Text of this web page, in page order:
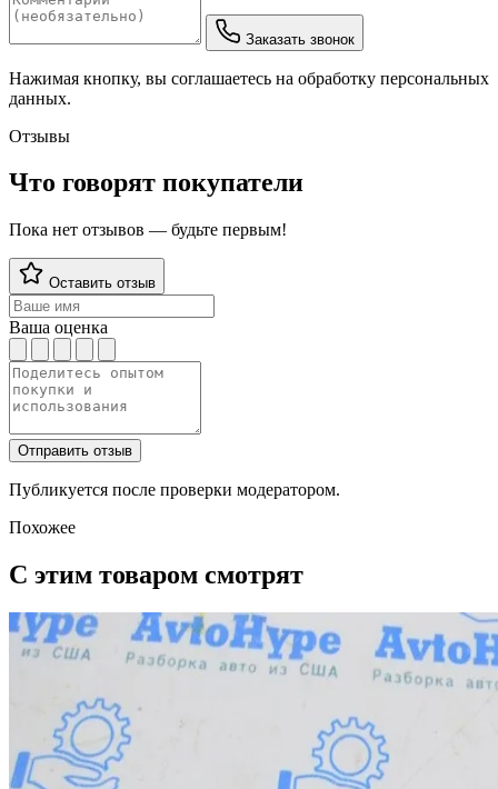
Заказать звонок
Нажимая кнопку, вы соглашаетесь на обработку персональных
данных.
Отзывы
Что говорят покупатели
Пока нет отзывов — будьте первым!
Оставить отзыв
Ваша оценка
Отправить отзыв
Публикуется после проверки модератором.
Похожее
С этим товаром смотрят